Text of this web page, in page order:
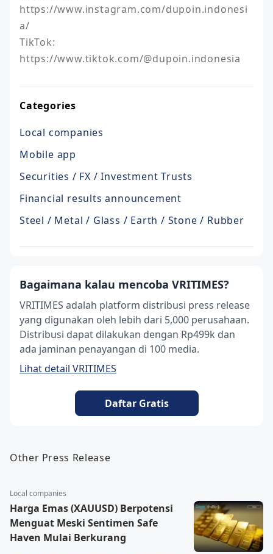
https://www.instagram.com/dupoin.indonesi
a/
TikTok:
https://www.tiktok.com/@dupoin.indonesia
Categories
Local companies
Mobile app
Securities / FX / Investment Trusts
Financial results announcement
Steel / Metal / Glass / Earth / Stone / Rubber
Bagaimana kalau mencoba VRITIMES?
VRITIMES adalah platform distribusi press release
yang digunakan oleh lebih dari 5,000 perusahaan.
Distribusi dapat dilakukan dengan Rp499k dan
ada jaminan penayangan di 100 media.
Lihat detail VRITIMES
Daftar Gratis
Other Press Release
Local companies
Harga Emas (XAUUSD) Berpotensi
Menguat Meski Sentimen Safe
Haven Mulai Berkurang